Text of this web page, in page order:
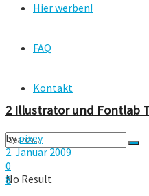
Hier werben!
FAQ
Kontakt
No Result
2 Illustrator und Fontlab
bypixey
2. Januar 2009
0
8